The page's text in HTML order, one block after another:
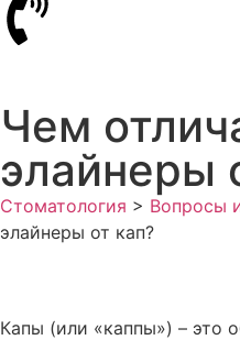
Чем
элайнеры
Стоматология > Вопросы
элайнеры от кап?
Капы (или «каппы») – это